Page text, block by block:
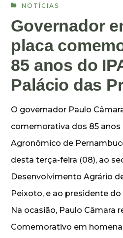
NOTÍCIAS
Governador
placa
85 anos do
Palácio das
O governador Paulo
comemorativa dos 85
Agronômico de
desta terça-feira (08), ao
Desenvolvimento Agrário
Peixoto, e ao presidente do
Na ocasião, Paulo Câmara
Comemorativo em